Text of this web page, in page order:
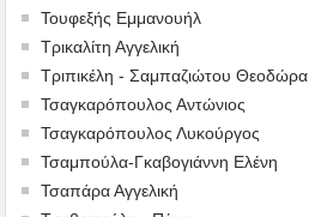
Τουφεξής Εμμανουήλ
Τρικαλίτη Αγγελική
Τριπικέλη - Σαμπαζιώτου Θεοδώρα
Τσαγκαρόπουλος Αντώνιος
Τσαγκαρόπουλος Λυκούργος
Τσαμπούλα-Γκαβογιάννη Ελένη
Τσαπάρα Αγγελική